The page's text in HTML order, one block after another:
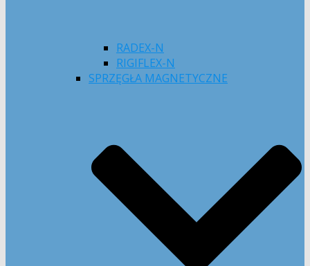
RADEX-N
RIGIFLEX-N
SPRZĘGŁA MAGNETYCZNE